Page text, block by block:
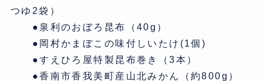
つゆ2袋）
●泉利のおぼろ昆布（40g）
●岡村かまぼこの味付しいたけ(1個)
●すえひろ屋特製昆布巻き（3本）
●香南市香我美町産山北みかん（約800g）